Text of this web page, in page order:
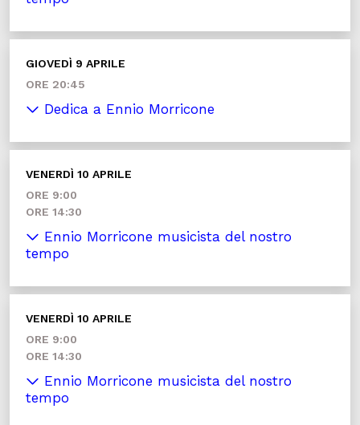
GIOVEDÌ 9 APRILE
ORE 20:45
Dedica a Ennio Morricone
VENERDÌ 10 APRILE
ORE 9:00
ORE 14:30
Ennio Morricone musicista del nostro
tempo
VENERDÌ 10 APRILE
ORE 9:00
ORE 14:30
Ennio Morricone musicista del nostro
tempo